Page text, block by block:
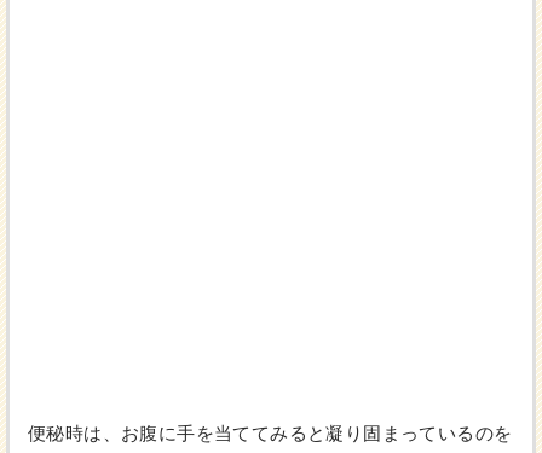
便秘時は、お腹に手を当ててみると凝り固まっているのを